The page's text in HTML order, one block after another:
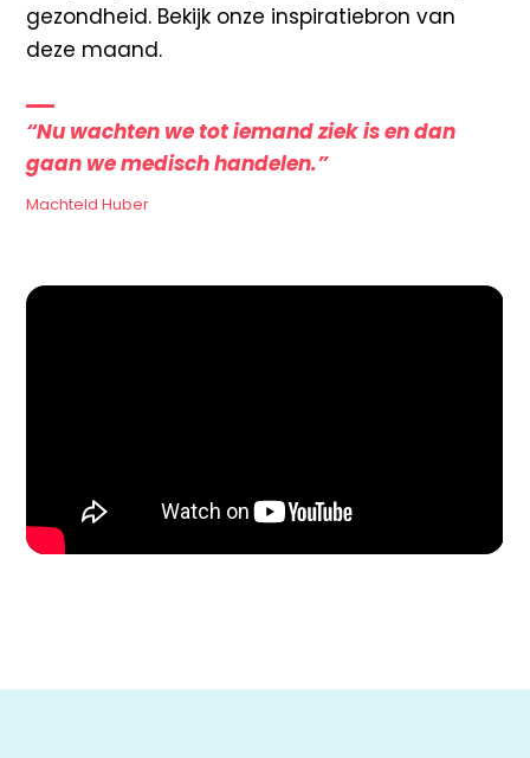
gezondheid. Bekijk onze inspiratiebron van
deze maand.
“Nu wachten we tot iemand ziek is en dan
gaan we medisch handelen.”
Machteld Huber